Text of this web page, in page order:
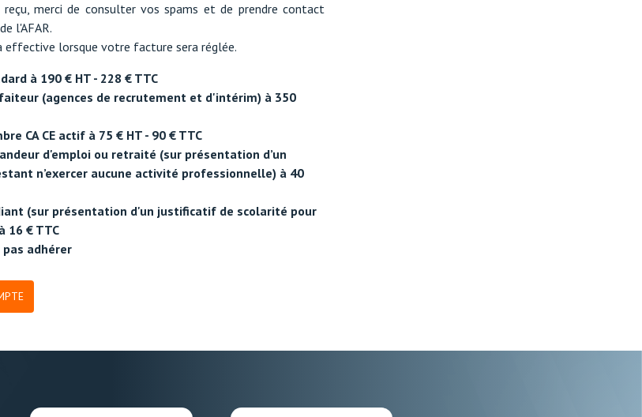
reçu, merci de consulter vos spams et de prendre contact
l'AFAR.
effective lorsque votre facture sera réglée.
à 190 € HT - 228 € TTC
(agences de recrutement et d'intérim) à 350
CA CE actif à 75 € HT - 90 € TTC
d'emploi ou retraité (sur présentation d’un
n’exercer aucune activité professionnelle) à 40
(sur présentation d'un justificatif de scolarité pour
16 € TTC
adhérer